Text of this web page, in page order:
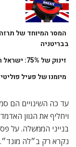
המסר המיוחד של
בבריטניה
זינוק של 75%: ישראל הגדילה את הייבוא מבריטניה
מיומנו של פעיל
עד כה השינויים הם
ויחליף את הגוון
בנייני הממשלה. על
נקרא רק ב״לה מונד״.